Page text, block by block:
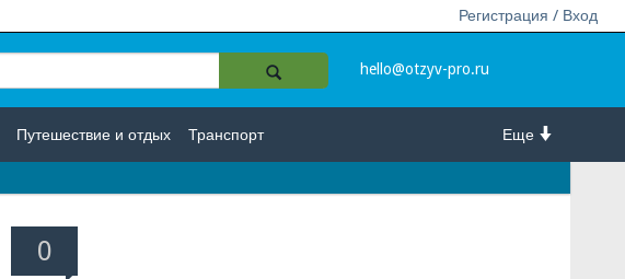
Регистрация / Вход
hello@otzyv-pro.ru
Еще
Путешествие и отдых Транспорт
0